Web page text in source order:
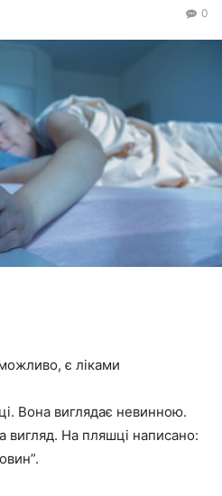
0
є ліками
Вона виглядає невинною.
вигляд. На пляшці написано: